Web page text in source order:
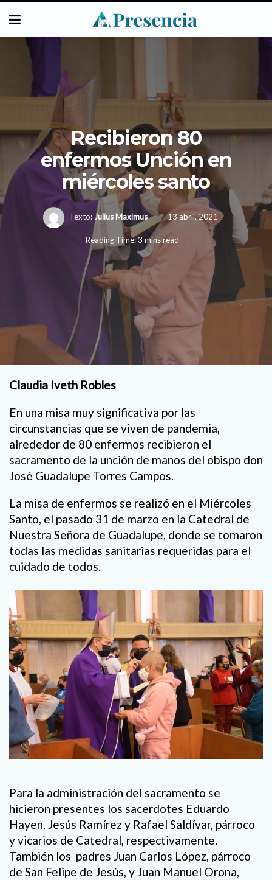
Recibieron 80
enfermos Unción en
miércoles santo
Texto: Julius Maximus 13 abril, 2021
Reading Time: 3 mins read
Claudia Iveth Robles
En una misa muy significativa por las
circunstancias que se viven de pandemia,
alrededor de 80 enfermos recibieron el
sacramento de la unción de manos del obispo don
José Guadalupe Torres Campos.
La misa de enfermos se realizó en el Miércoles
Santo, el pasado 31 de marzo en la Catedral de
Nuestra Señora de Guadalupe, donde se tomaron
todas las medidas sanitarias requeridas para el
cuidado de todos.
Para la administración del sacramento se
hicieron presentes los sacerdotes Eduardo
Hayen, Jesús Ramírez y Rafael Saldívar, párroco
y vicarios de Catedral, respectivamente.
También los padres Juan Carlos López, párroco
de San Felipe de Jesús, y Juan Manuel Orona,